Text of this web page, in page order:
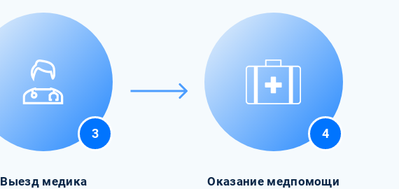
3
Выезд медика
4
Оказание медпомощи